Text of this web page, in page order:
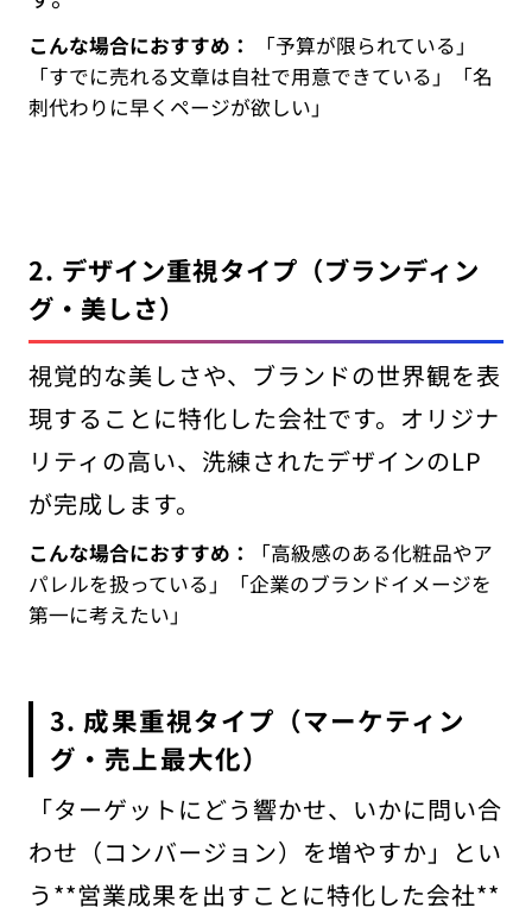
こんな場合におすすめ：
「予算が限られている」
「すでに売れる文章は自社で用意できている」「名
刺代わりに早くページが欲しい」
2. デザイン重視タイプ（ブランディン
グ・美しさ）
視覚的な美しさや、ブランドの世界観を表
現することに特化した会社です。オリジナ
リティの高い、洗練されたデザインのLP
が完成します。
こんな場合におすすめ：
「高級感のある化粧品やア
パレルを扱っている」「企業のブランドイメージを
第一に考えたい」
3. 成果重視タイプ（マーケティン
グ・売上最大化）
「ターゲットにどう響かせ、いかに問い合
わせ（コンバージョン）を増やすか」とい
う**営業成果を出すことに特化した会社**